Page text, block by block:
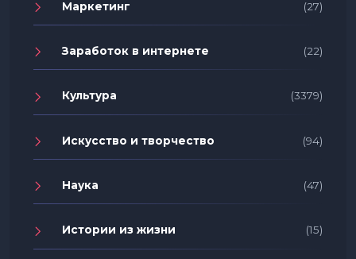
Маркетинг (27)
Заработок в интернете (22)
Культура (3379)
Искусство и творчество (94)
Наука (47)
Истории из жизни (15)